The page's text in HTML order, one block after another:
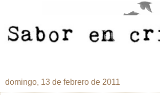
domingo, 13 de febrero de 2011